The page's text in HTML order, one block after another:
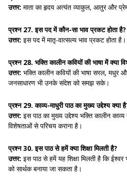
उत्तर: माता का हृदय अत्यंत व्याकुल, आतुर और
प्रश्न 27. इस पद में कौन-सा भाव प्रकट होता है?
उत्तर: इस पद में मातृ-वात्सल्य भाव प्रकट होता है।
प्रश्न 28. भक्ति कालीन कवियों की भाषा में क्या
उत्तर: भक्ति कालीन कवियों की भाषा सरल, मधुर
जनसाधारण भी उनके संदेश को समझ सके।
प्रश्न 29. काव्य-माधुरी पाठ का मुख्य उद्देश्य क्या
उत्तर: इस पाठ का मुख्य उद्देश्य भक्ति कालीन
विशेषताओं से परिचय कराना है।
प्रश्न 30. इस पाठ से हमें क्या शिक्षा मिलती है?
उत्तर: इस पाठ से हमें यह शिक्षा मिलती है कि
को सार्थक बनाया जा सकता है।